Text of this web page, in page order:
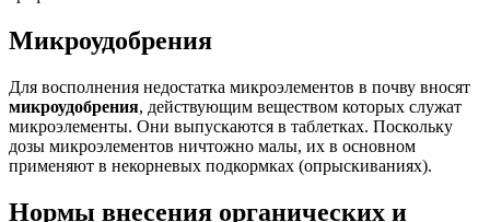
Микроудобрения
Для восполнения недостатка микроэлементов в почву вносят
микроудобрения, действующим веществом которых служат
микроэлементы. Они выпускаются в таблетках. Поскольку
дозы микроэлементов ничтожно малы, их в основном
применяют в некорневых подкормках (опрыскиваниях).
Нормы внесения органических и